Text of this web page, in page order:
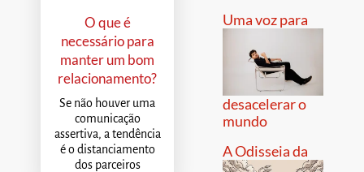
O que é
necessário para
manter um bom
relacionamento?
Se não houver uma
comunicação
assertiva, a tendência
é o distanciamento
dos parceiros
Uma voz para
desacelerar o
mundo
A Odisseia da